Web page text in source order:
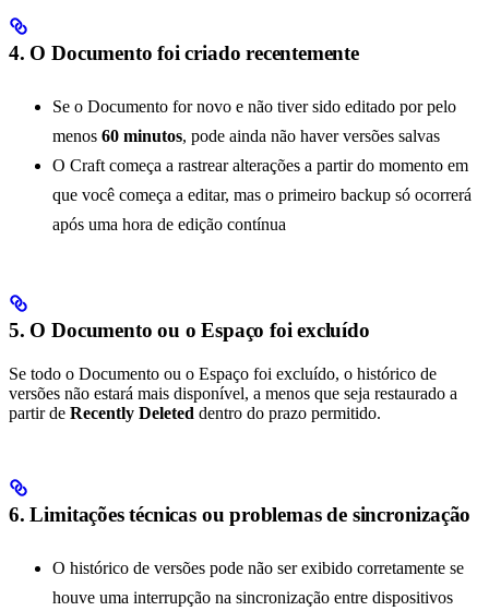
4. O Documento foi criado recentemente
Se o Documento for novo e não tiver sido editado por pelo
menos 60 minutos, pode ainda não haver versões salvas
O Craft começa a rastrear alterações a partir do momento em
que você começa a editar, mas o primeiro backup só ocorrerá
após uma hora de edição contínua
5. O Documento ou o Espaço foi excluído
Se todo o Documento ou o Espaço foi excluído, o histórico de
versões não estará mais disponível, a menos que seja restaurado a
partir de Recently Deleted dentro do prazo permitido.
6. Limitações técnicas ou problemas de sincronização
O histórico de versões pode não ser exibido corretamente se
houve uma interrupção na sincronização entre dispositivos